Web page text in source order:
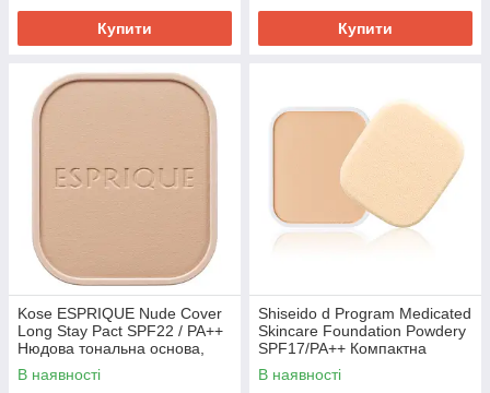
Купити Купити
Kose ESPRIQUE Nude Cover
Long Stay Pact SPF22 / PA++
Нюдова тональна основа,
PO-205 Pink Ocher, рефіл, 9 г
В наявності
Shiseido d Program Medicated
Skincare Foundation Powdery
SPF17/PA++ Компактна
пудра, OC10 охра, рефіл
10,5 г
В наявності